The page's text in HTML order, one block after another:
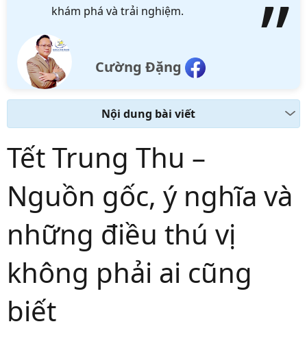
khám phá và trải nghiệm.
Cường Đặng
Nội dung bài viết
Tết Trung Thu –
Nguồn gốc, ý nghĩa và
những điều thú vị
không phải ai cũng
biết